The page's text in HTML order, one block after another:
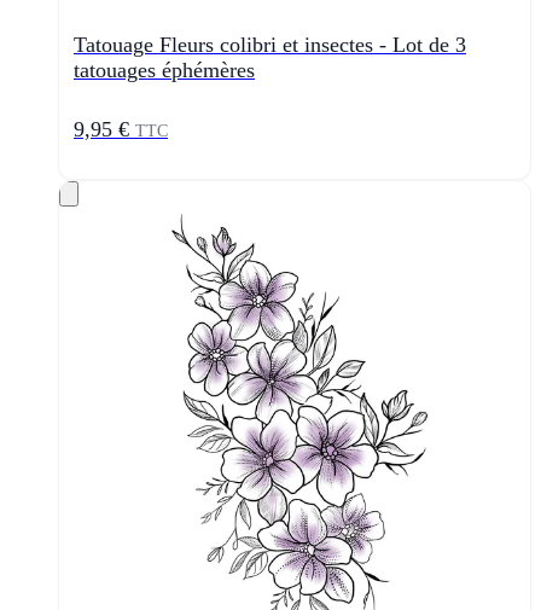
Tatouage Fleurs colibri et insectes - Lot de 3
tatouages éphémères
9,95 € TTC